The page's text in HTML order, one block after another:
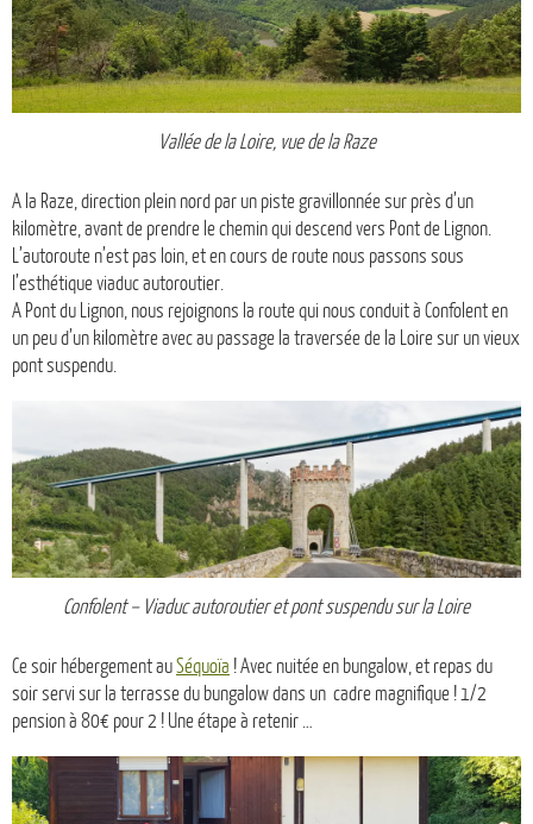
Vallée de la Loire, vue de la Raze
A la Raze, direction plein nord par un piste gravillonnée sur près d’un
kilomètre, avant de prendre le chemin qui descend vers Pont de Lignon.
L’autoroute n’est pas loin, et en cours de route nous passons sous
l’esthétique viaduc autoroutier.
A Pont du Lignon, nous rejoignons la route qui nous conduit à Confolent en
un peu d’un kilomètre avec au passage la traversée de la Loire sur un vieux
pont suspendu.
Confolent – Viaduc autoroutier et pont suspendu sur la Loire
Ce soir hébergement auSéquoïa ! Avec nuitée en bungalow, et repas du
soir servi sur la terrasse du bungalow dans un cadre magnifique ! 1/2
pension à 80€ pour 2 ! Une étape à retenir …